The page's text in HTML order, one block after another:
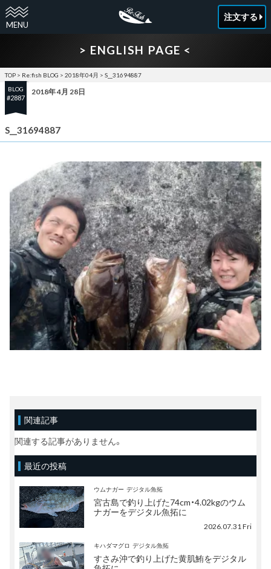
注文する
> ENGLISH PAGE <
TOP > Re:fish BLOG > 2018年04月 > S__31694887
BLOG
#2887
2018年 4月 28日
S__31694887
関連記事
関連する記事がありません。
最近の投稿
ウムナガー デジタル魚拓
宮古島で釣り上げた74cm・4.02kgのウム
ナガーをデジタル魚拓に
2026.07.31 Fri
キハダマグロ デジタル魚拓
すさみ沖で釣り上げた黄肌鮪をデジタル